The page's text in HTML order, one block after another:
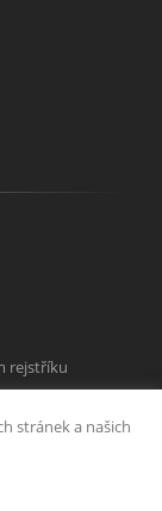
rejstříku
stránek a našich